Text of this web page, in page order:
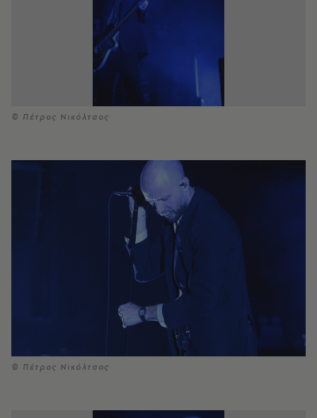
© Πέτρος Νικόλτσος
© Πέτρος Νικόλτσος